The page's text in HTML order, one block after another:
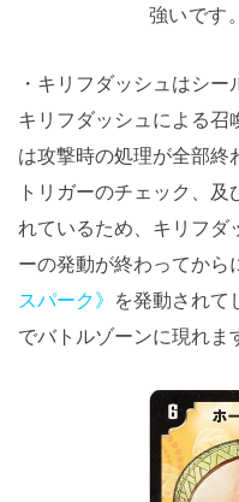
強いです。
・キリフダッシュはシー
キリフダッシュによる召
は攻撃時の処理が全部終
トリガーのチェック、
れているため、キリフダ
ーの発動が終わってから
スパーク》 を発動されて
でバトルゾーンに現れま